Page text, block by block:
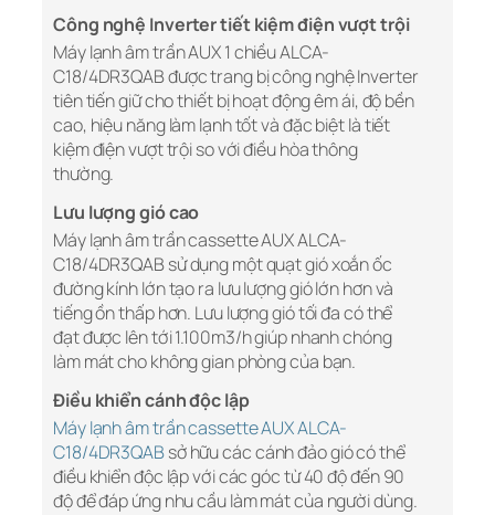
Công nghệ Inverter tiết kiệm điện vượt trội
Máy lạnh âm trần AUX 1 chiều ALCA-
C18/4DR3QAB được trang bị công nghệ Inverter
tiên tiến giữ cho thiết bị hoạt động êm ái, độ bền
cao, hiệu năng làm lạnh tốt và đặc biệt là tiết
kiệm điện vượt trội so với điều hòa thông
thường.
Lưu lượng gió cao
Máy lạnh âm trần cassette AUX ALCA-
C18/4DR3QAB sử dụng một quạt gió xoắn ốc
đường kính lớn tạo ra lưu lượng gió lớn hơn và
tiếng ồn thấp hơn. Lưu lượng gió tối đa có thể
đạt được lên tới 1.100m3/h giúp nhanh chóng
làm mát cho không gian phòng của bạn.
Điều khiển cánh độc lập
Máy lạnh âm trần cassette AUX ALCA-
C18/4DR3QABsở hữu các cánh đảo gió có thể
điều khiển độc lập với các góc từ 40 độ đến 90
độ để đáp ứng nhu cầu làm mát của người dùng.